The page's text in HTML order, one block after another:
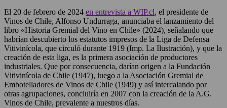
El 20 de febrero de 2024 en entrevista a WIP.cl, el presidente de
Vinos de Chile, Alfonso Undurraga, anunciaba el lanzamiento del
libro «Historia Gremial del Vino en Chile» (2024), señalando que
habrían descubierto los estatutos impresos de la Liga de Defensa
Vitivinícola, que circuló durante 1919 (Imp. La Ilustración), y que la
creación de esta liga, es la primera asociación de productores
industriales. Que por consecuencia, darían origen a la Fundación
Vitivinícola de Chile (1947), luego a la Asociación Gremial de
Embotelladores de Vinos de Chile (1949) y así intercalando por
otras agrupaciones, concluiría en 2007 con la creación de la A.G.
Vinos de Chile, prevalente a nuestros días.